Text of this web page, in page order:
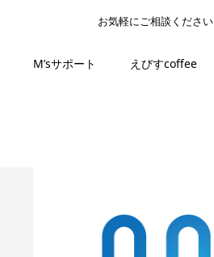
お気軽にご相談ください
M’sサポート えびすcoffee